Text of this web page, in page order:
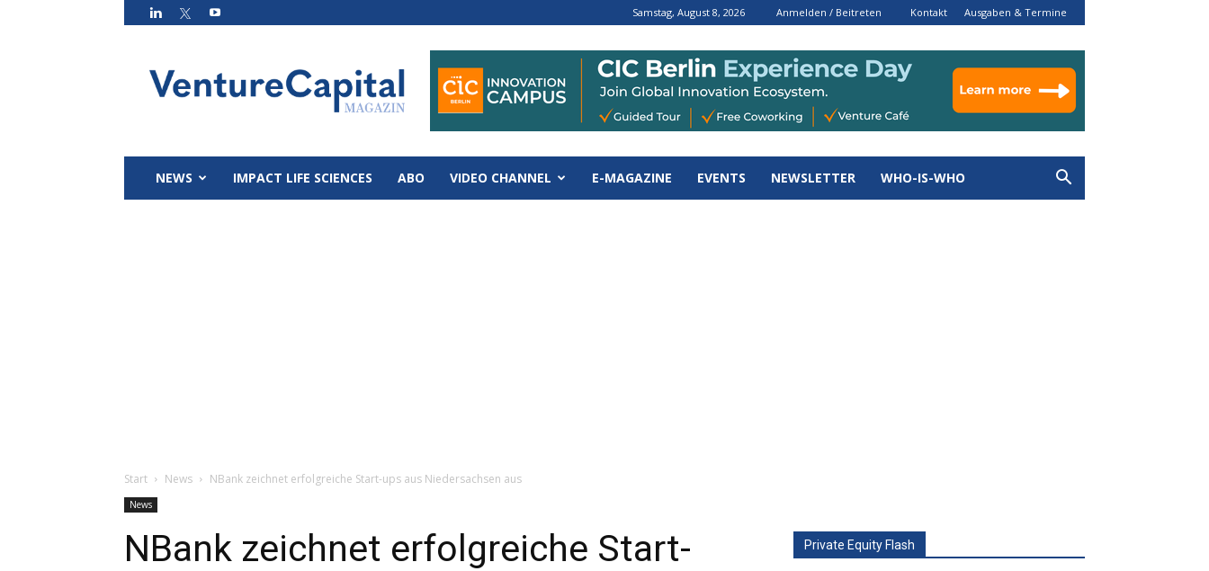
Samstag, August 8, 2026 Anmelden / Beitreten Kontakt Ausgaben & Termine
Magazin
NEWS IMPACT LIFE SCIENCES ABO VIDEO CHANNEL E-MAGAZINE EVENTS NEWSLETTER WHO-IS-WHO
Start News NBank zeichnet erfolgreiche Start-ups aus Niedersachsen aus
News
NBank zeichnet erfolgreiche Start-
Private Equity Flash